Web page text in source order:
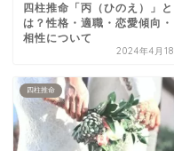
四柱推命「丙（ひのえ）」と
は？性格・適職・恋愛傾向・
相性について
2024年4月
四柱推命